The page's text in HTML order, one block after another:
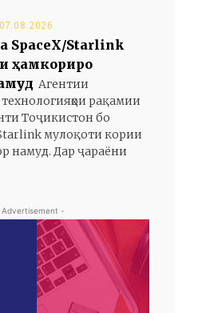
07.08.2026
SpaceX/Starlink
ҳамкориро
Агентии
рақамии
Тоҷикистон бо
мулоқоти кории
намуд. Дар ҷараёни
-